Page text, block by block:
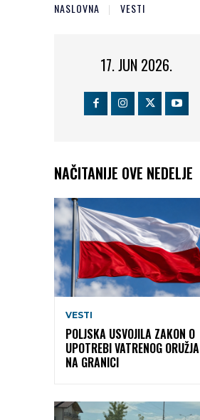
NASLOVNA VESTI
17. JUN 2026.
NAČITANIJE OVE NEDELJE
VESTI
POLJSKA USVOJILA ZAKON O
UPOTREBI VATRENOG ORUŽJA
NA GRANICI